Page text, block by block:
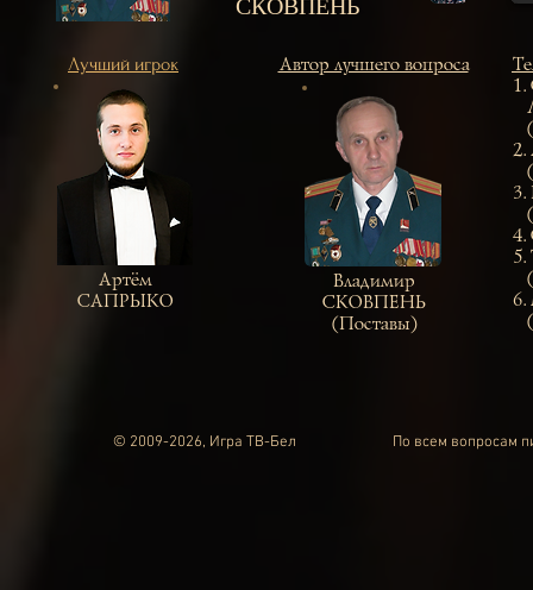
СКОВПЕНЬ
Лучший игрок
Артём
САПРЫКО
Автор лучшего вопроса
Владимир
СКОВПЕНЬ
(Поставы)
2.
3.
4.
5.
6.
© 2009-2026, Игра ТВ-Бел По всем вопросам